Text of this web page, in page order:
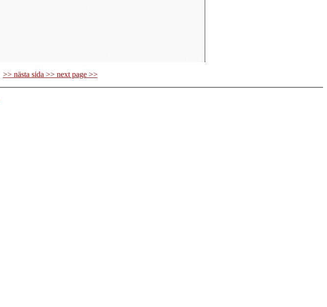
>> nästa sida >> next page >>